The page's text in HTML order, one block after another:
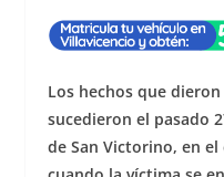
Los hechos que
sucedieron el pasado
de San Victorino, en